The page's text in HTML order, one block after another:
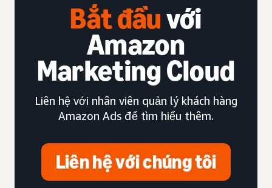
Bắt đầuvới
Amazon
Marketing Cloud
Liên hệ với nhân viên quản lý khách hàng
Amazon Ads để tìm hiểu thêm.
Liên hệ với chúng tôi